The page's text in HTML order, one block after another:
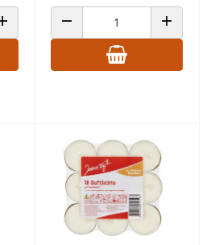
ANZAHL ERHÖHENANZAHL VERRINGERN ANZAHL